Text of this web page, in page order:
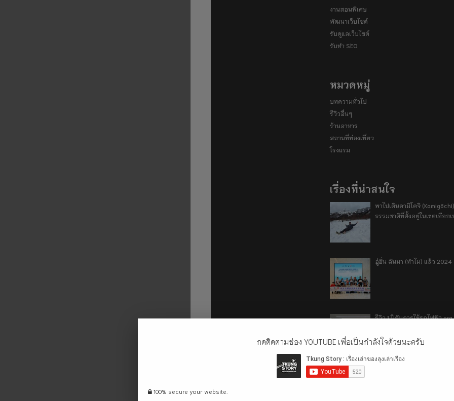
งานสอนพิเศษ
พัฒนาเว็บไซต์
รับดูแลเว็บไซต์
รับทำ SEO
หมวดหมู่
บทความทั่วไป
รีวิวอื่นๆ
ร้านอาหาร
สถานที่ท่องเที่ยว
โรงแรม
เรื่องที่น่าสนใจ
พาไปเดินคามิโคจิ
ธรรมชาติที่ตั้งอยู่ในเขตเทือก
อู่ฮั่น ฉันมา (ทำไม) แล้ว 2024
รีวิว 1 ปีกับการใช้รถไฟฟ้า
กดติดตามช่อง YOUTUBE เพื่อเป็นกำลังใจด้วยนะครับ
100% secure your website.